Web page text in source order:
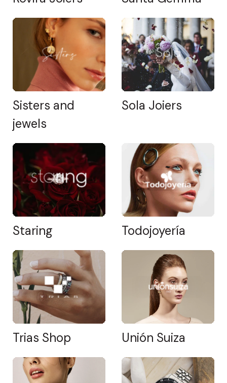
Sisters and
jewels
Sola Joiers
Staring Todojoyería
Trias Shop Unión Suiza